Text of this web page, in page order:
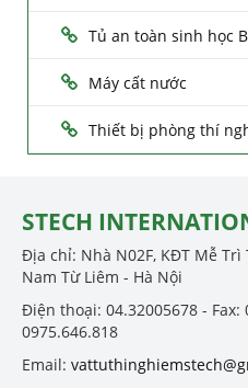
Tủ an toàn sinh học
Máy cất nước
Thiết bị phòng thí
STECH
Địa chỉ: Nhà N02F, KĐT Mễ
Nam Từ Liêm - Hà Nội
Điện thoại: 04.32005678 - Fax:
0975.646.818
Email: